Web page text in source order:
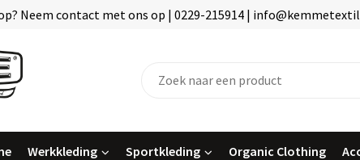
Neem contact met ons op | 0229-215914 |
Werkkleding Sportkleding Organic Clothing